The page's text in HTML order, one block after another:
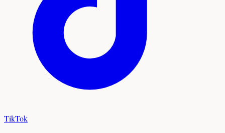
TikTok